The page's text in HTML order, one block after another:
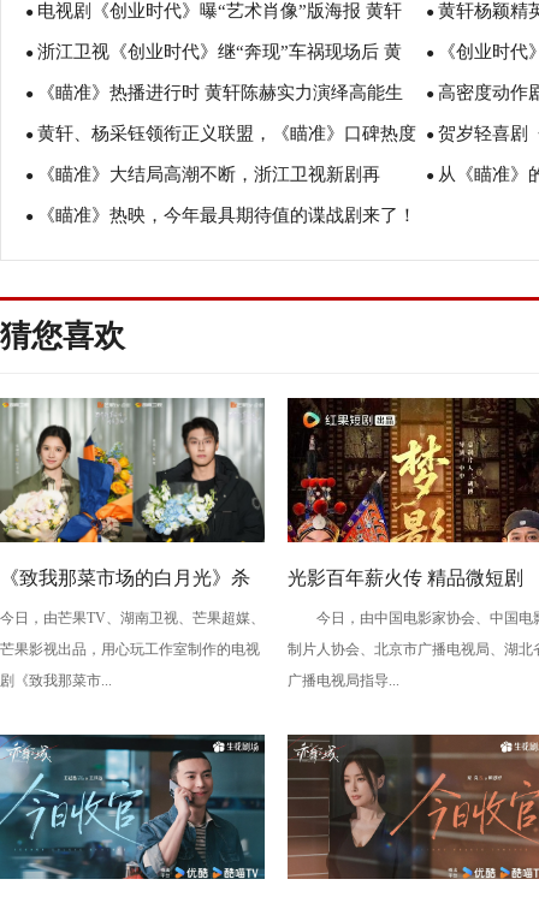
● 电视剧《创业时代》曝“艺术肖像”版海报 黄轩
杨颖诠释创业场“千人千面”
● 黄轩杨颖精
代》高速挺近
● 浙江卫视《创业时代》继“奔现”车祸现场后 黄
轩杨颖终“相见”
● 《创业时
轩杨颖勇闯创
● 《瞄准》热播进行时 黄轩陈赫实力演绎高能生
死决斗
● 高密度动作
热度双丰收
● 黄轩、杨采钰领衔正义联盟，《瞄准》口碑热度
双丰收
● 贺岁轻喜剧
开启贺岁团圆
● 《瞄准》大结局高潮不断，浙江卫视新剧再
玩“新花样”
● 从《瞄准》
● 《瞄准》热映，今年最具期待值的谍战剧来了！
猜您喜欢
《致我那菜市场的白月光》杀
青 张婧仪陈靖可心向野互成光
今日，由芒果TV、湖南卫视、芒果超媒、
芒果影视出品，用心玩工作室制作的电视
剧《致我那菜市...
光影百年薪火传 精品微短剧
《梦影》定档 敬贺中国电影
周年
今日，由中国电影家协会、中国电
制片人协会、北京市广播电视局、湖北
广播电视局指导...